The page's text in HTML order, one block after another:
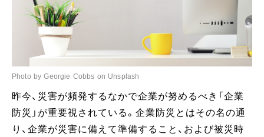
Photo by Georgie Cobbs on Unsplash
昨今、災害が頻発するなかで企業が努めるべき「企業
防災」が重要視されている。企業防災とはその名の通
り、企業が災害に備えて準備すること、および被災時